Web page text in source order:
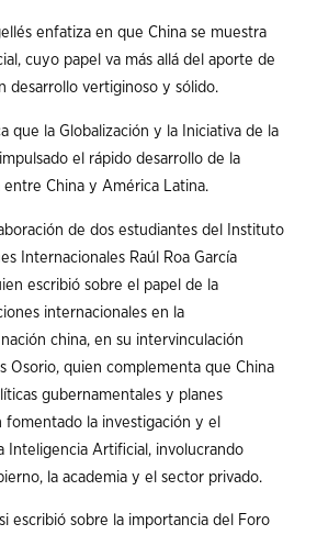
enfatiza en que China se muestra
cuyo papel va más allá del aporte de
desarrollo vertiginoso y sólido.
que la Globalización y la Iniciativa de la
el rápido desarrollo de la
China y América Latina.
de dos estudiantes del Instituto
Internacionales Raúl Roa García
escribió sobre el papel de la
internacionales en la
china, en su intervinculación
Osorio, quien complementa que China
gubernamentales y planes
la investigación y el
Inteligencia Artificial, involucrando
la academia y el sector privado.
escribió sobre la importancia del Foro